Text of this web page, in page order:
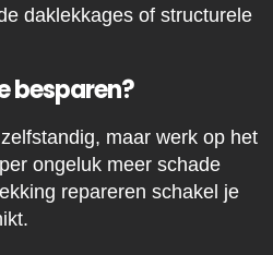
daklekkages of structurele
besparen?
maar werk op het
ongeluk meer schade
repareren schakel je